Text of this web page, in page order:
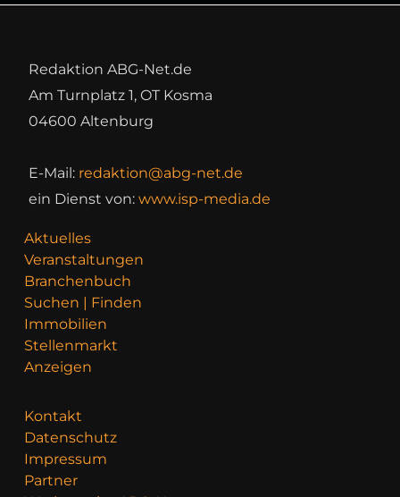
Redaktion ABG-Net.de
Am Turnplatz 1, OT Kosma
04600 Altenburg
E-Mail: redaktion@abg-net.de
ein Dienst von: www.isp-media.de
Aktuelles
Veranstaltungen
Branchenbuch
Suchen | Finden
Immobilien
Stellenmarkt
Anzeigen
Kontakt
Datenschutz
Impressum
Partner